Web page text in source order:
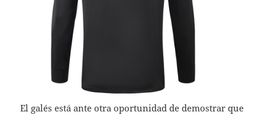
El galés está ante otra oportunidad de demostrar que